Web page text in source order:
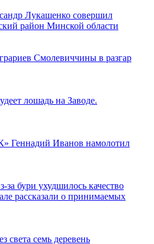
Лукашенко совершил
район Минской области
Смолевиччины в разгар
лошадь на Заводе.
Геннадий Иванов намолотил
бури ухудшилось качество
рассказали о принимаемых
света семь деревень